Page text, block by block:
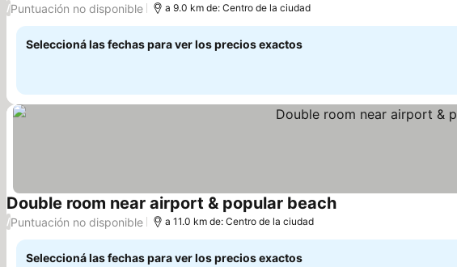
/Puntuación no disponible a 9.0 km de: Centro de la ciudad
Seleccioná las fechas para ver los precios exactos
Double room near airport & popular beach
/Puntuación no disponible a 11.0 km de: Centro de la ciudad
Seleccioná las fechas para ver los precios exactos